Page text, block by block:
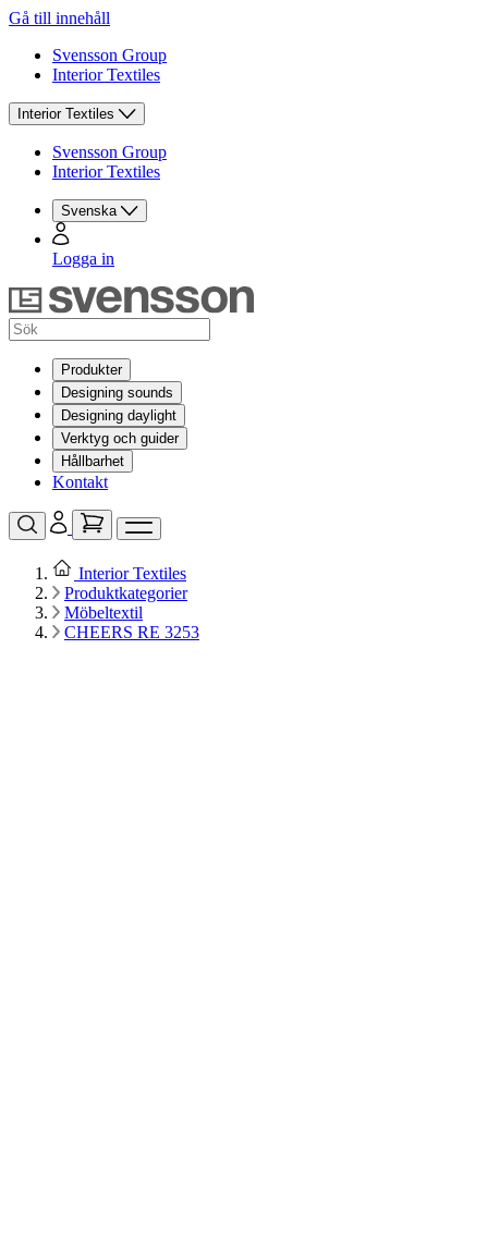
Gå till innehåll
Svensson Group
Interior Textiles
Interior Textiles
Svensson Group
Interior Textiles
Svenska
Logga in
Produkter
Designing sounds
Designing daylight
Verktyg och guider
Hållbarhet
Kontakt
Interior Textiles
Produktkategorier
Möbeltextil
CHEERS RE 3253